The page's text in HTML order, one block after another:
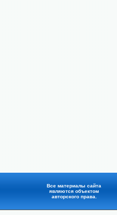
Все материалы сайта
являются объектом
авторского права.